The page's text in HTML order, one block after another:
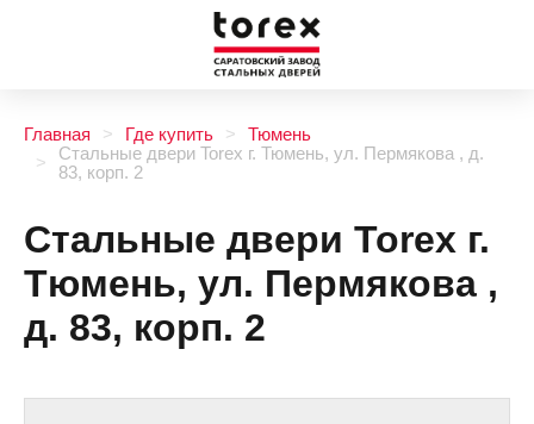
Главная Где купить
Тюмень
Стальные двери Torex г. Тюмень, ул. Пермякова , д.
83, корп. 2
Стальные двери Torex г.
Тюмень, ул. Пермякова ,
д. 83, корп. 2